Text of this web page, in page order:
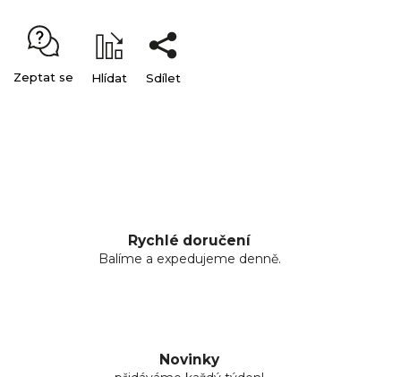
Zeptat se Hlídat Sdílet
Rychlé doručení
Balíme a expedujeme denně.
Novinky